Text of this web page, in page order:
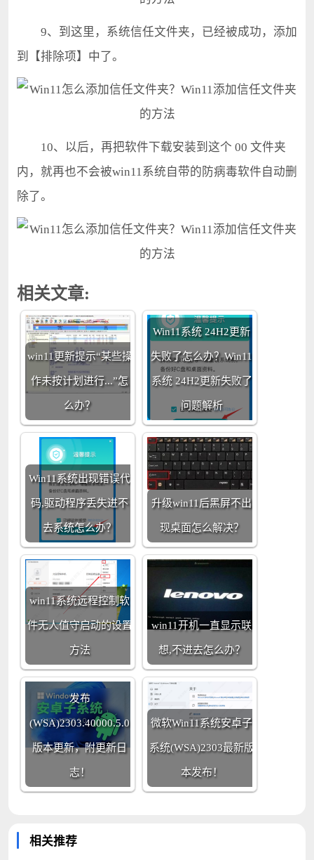
9、到这里，系统信任文件夹，已经被成功，添加
到【排除项】中了。
10、以后，再把软件下载安装到这个 00 文件夹
内，就再也不会被win11系统自带的防病毒软件自动删
除了。
相关文章:
win11更新提示“某些操
作未按计划进行...”怎
么办？
Win11系统 24H2更新
失败了怎么办？Win11
系统 24H2更新失败了
问题解析
Win11系统出现错误代
码,驱动程序丢失进不
去系统怎么办？
升级win11后黑屏不出
现桌面怎么解决？
win11系统远程控制软
件无人值守启动的设置
方法
win11开机一直显示联
想,不进去怎么办？
Win11系统安卓子系统
发布
(WSA)2303.40000.5.0
版本更新，附更新日
志！
微软Win11系统安卓子
系统(WSA)2303最新版
本发布！
相关推荐